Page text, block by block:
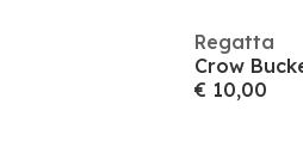
Regatta
Crow
€ 10,00